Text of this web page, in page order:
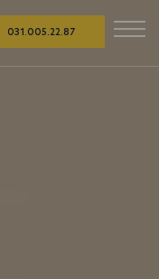
031.005.22.87